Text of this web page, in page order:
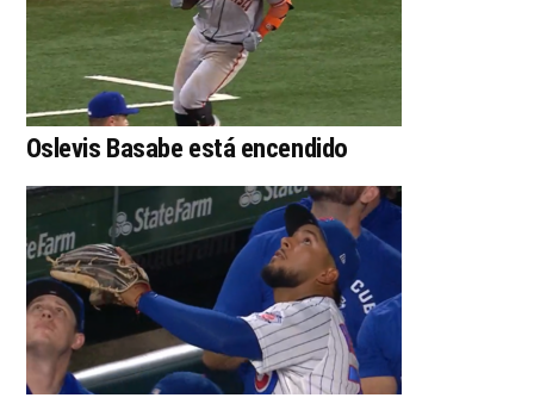
Oslevis Basabe está encendido